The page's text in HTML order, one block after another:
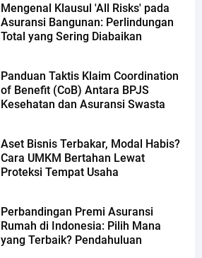
Mengenal Klausul 'All Risks' pada
Asuransi Bangunan: Perlindungan
Total yang Sering Diabaikan
Panduan Taktis Klaim Coordination
of Benefit (CoB) Antara BPJS
Kesehatan dan Asuransi Swasta
Aset Bisnis Terbakar, Modal Habis?
Cara UMKM Bertahan Lewat
Proteksi Tempat Usaha
Perbandingan Premi Asuransi
Rumah di Indonesia: Pilih Mana
yang Terbaik? Pendahuluan